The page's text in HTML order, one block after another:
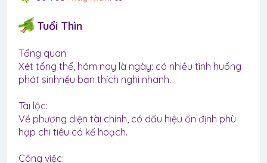
Tuổi Thìn
Tổng quan:
Xét tổng thể, hôm nay là ngày: có nhiều tình huống
phát sinhnếu bạn thích nghi nhanh.
Tài lộc:
Về phương diện tài chính, có dấu hiệu ổn định phù
hợp chi tiêu có kế hoạch.
Công việc: